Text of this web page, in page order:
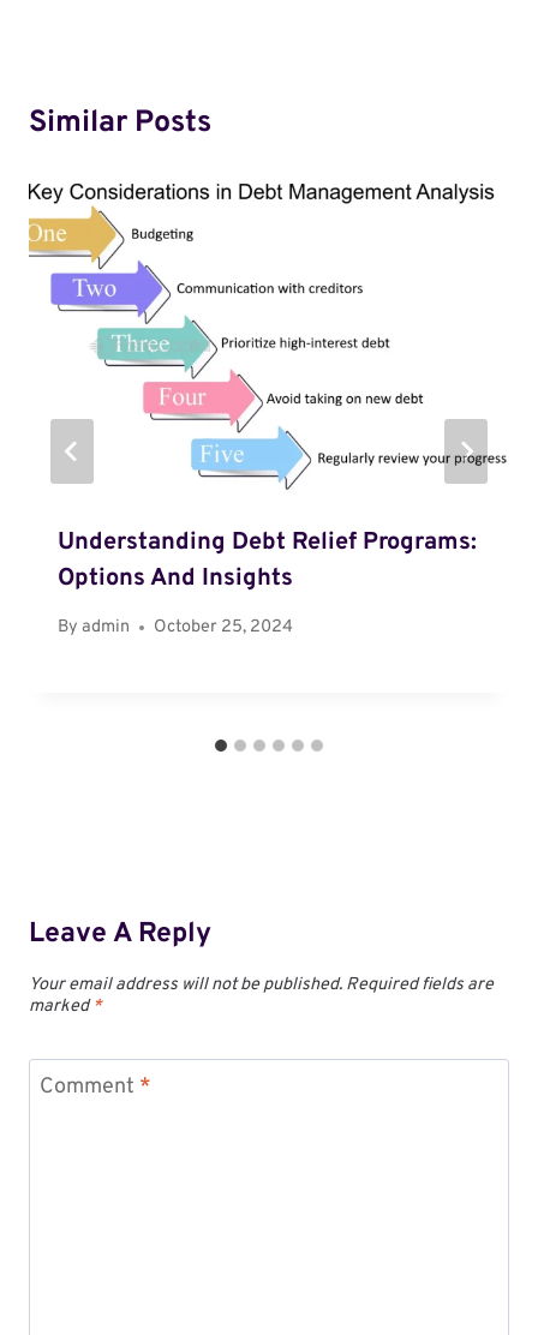
Similar Posts
Understanding Debt Relief Programs:
Options And Insights
By admin October 25, 2024
Leave A Reply
Your email address will not be published. Required fields are
marked*
Comment *